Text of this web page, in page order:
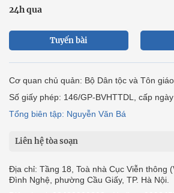
24h qua
Tuyến bài
Cơ quan chủ quản: Bộ Dân tộc và Tôn giáo
Số giấy phép: 146/GP-BVHTTDL, cấp
Tổng biên tập: Nguyễn Văn Bá
Liên hệ tòa soạn
Địa chỉ: Tầng 18, Toà nhà Cục Viễn thông
Đình Nghệ, phường Cầu Giấy, TP. Hà Nội.